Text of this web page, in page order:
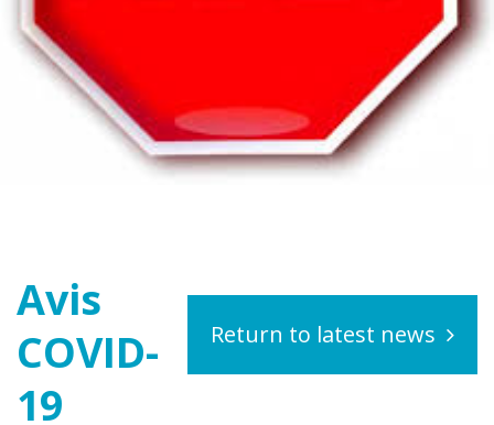
Return to latest news
Avis
COVID-
19